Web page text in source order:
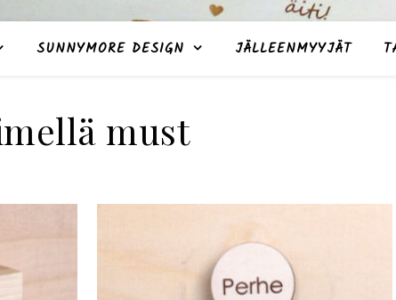
SUNNYMORE DESIGN JÄLLEENMYYJÄT
must